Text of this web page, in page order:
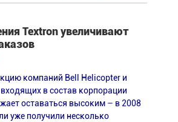
Textron увеличивают
компаний Bell Helicopter и
в состав корпорации
оставаться высоким – в 2008
уже получили несколько